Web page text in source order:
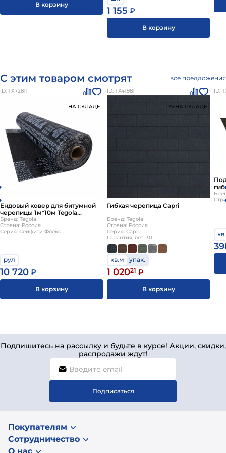
В корзину
1 155 ₽
В корзину
С этим товаром смотрят все предложения
ID: ТХ72811
НА СКЛАДЕ
Ендовый ковер для битумной
черепицы 1м*10м Tegola
Сейфити Флекс
Бренд: Tegola
Страна: Россия
Серия: Сейфити Флекс
рул
10 720 ₽
В корзину
ID: ТХ41981
-7%НА СКЛАДЕ
Гибкая черепица Capri
Бренд: Tegola
Страна: Россия
Серия: Capri
Гарантия, лет: 30
кв.м упак.
1 02021 ₽
В корзину
ID:
Подпишитесь на рассылку и будьте в курсе! Акции, скидки,
распродажи ждут!
Подписаться
Покупателям
Сотрудничество